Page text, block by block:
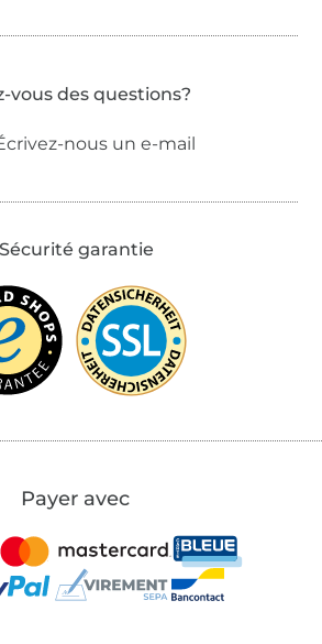
vous des questions?
nous un e-mail
Sécurité garantie
Payer avec